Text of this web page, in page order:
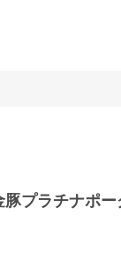
プラチナポー